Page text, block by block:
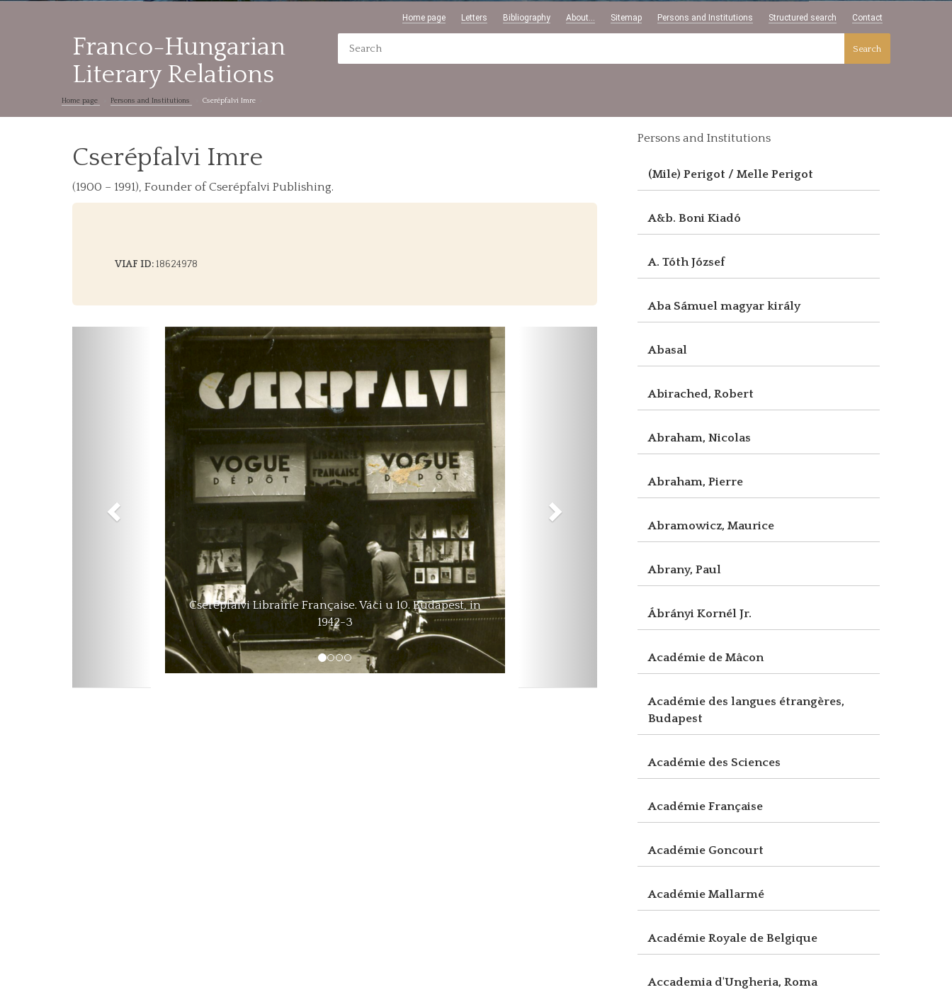
Home page Letters Bibliography About... Sitemap Persons and Institutions Structured search Contact
Franco-Hungarian
Literary Relations
Search
Home page Persons and Institutions Cserépfalvi Imre
Cserépfalvi Imre
(1900 – 1991), Founder of Cserépfalvi Publishing.
VIAF ID:18624978
Memory book entry by Imre Cserépfalvi to his daughter,
Katalin Cserépfalvi in 1943
Previous
Persons and Institutions
(Mile) Perigot / Melle Perigot
A&b. Boni Kiadó
A. Tóth József
Aba Sámuel magyar király
Abasal
Abirached, Robert
Abraham, Nicolas
Abraham, Pierre
Abramowicz, Maurice
Abrany, Paul
Ábrányi Kornél Jr.
Académie de Mâcon
Académie des langues étrangères,
Budapest
Académie des Sciences
Académie Française
Académie Goncourt
Académie Mallarmé
Académie Royale de Belgique
Accademia d'Ungheria, Roma